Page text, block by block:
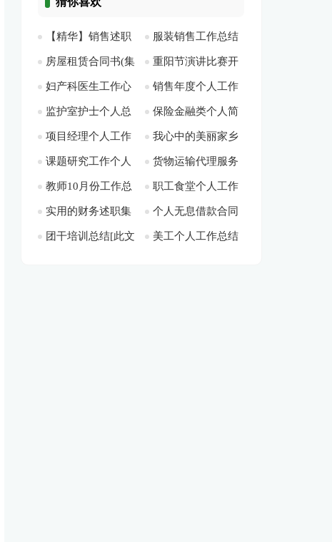
【精华】销售述职
模板五篇[此文共
8288字]
服装销售工作总结
【精】[此文共16703
字]
房屋租赁合同书(集
合12篇)[此文共
17422字]
重阳节演讲比赛开
场白[此文共3511字]
妇产科医生工作心
得体会[此文共5332
字]
销售年度个人工作
总结(集合15篇)[此文
共24039字]
监护室护士个人总
结[此文共10975字]
保险金融类个人简
历表格[此文共538
字]
项目经理个人工作
总结(通用15篇)[此文
共27070字]
我心中的美丽家乡
演讲稿多篇[此文共
2522字]
课题研究工作个人
总结12篇[此文共
16748字]
货物运输代理服务
合同3篇[此文共5291
字]
教师10月份工作总
结新版参考2020【多
篇】[此文共5404字]
职工食堂个人工作
总结(5篇)[此文共
8279字]
实用的财务述职集
锦七篇[此文共7639
个人无息借款合同
[此文共1112字]
团干培训总结[此文 美工个人工作总结